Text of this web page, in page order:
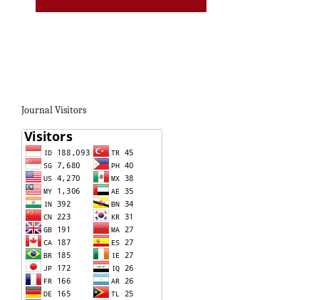
Journal Visitors